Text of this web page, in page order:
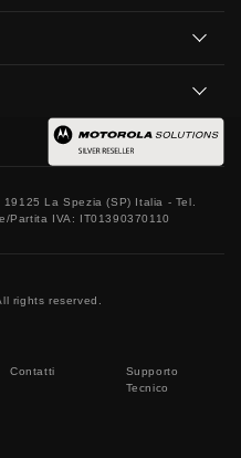
La Spezia (SP) Italia - Tel.
Partita IVA: IT01390370110
rights reserved.
Contatti
Supporto
Tecnico